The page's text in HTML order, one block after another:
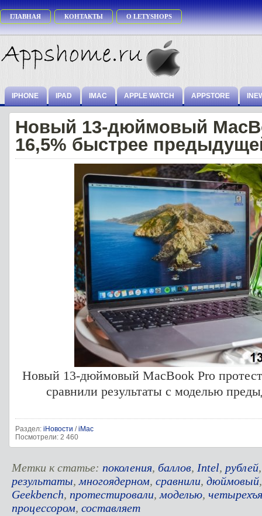
ГЛАВНАЯ КОНТАКТЫ О LETYSHOPS
IPHONE IPAD IMAC APPLE WATCH APPSTORE
Новый 13-дюймовый
16,5% быстрее
Новый 13-дюймовый MacBook Pro
сравнили результаты с моделью
Раздел: iНовости /iMac
Посмотрели: 2 460
Метки к статье: поколения, баллов, Intel, рублей
результаты,многоядерном, сравнили, дюймовый
Geekbench, протестировали,моделью,
процессором, составляет